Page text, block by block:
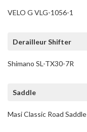
VELO G VLG-1056-1
Derailleur Shifter
Shimano SL-TX30-7R
Saddle
Masi Classic Road Saddle